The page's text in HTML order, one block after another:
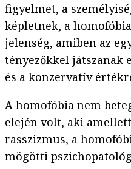
figyelmet, a
képletnek, a
jelenség, amiben az
tényezőkkel játszanak
és a konzervatív
A homofóbia nem
elején volt, aki
rasszizmus, a
mögötti